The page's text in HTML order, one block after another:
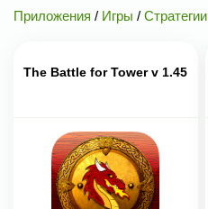
Приложения / Игры / Стратегии
The Battle for Tower v 1.45